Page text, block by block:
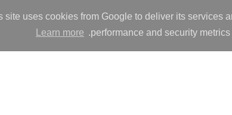
site uses cookies from Google to deliver its services
performance and security
Learn more